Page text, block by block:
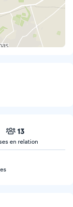
13
en relation